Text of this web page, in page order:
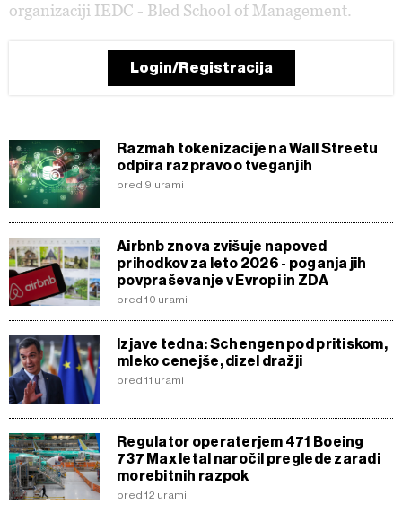
organizaciji IEDC - Bled School of Management.
Login/Registracija
Razmah tokenizacije na Wall Streetu
odpira razpravo o tveganjih
pred 9 urami
Airbnb znova zvišuje napoved
prihodkov za leto 2026 - poganja jih
povpraševanje v Evropi in ZDA
pred 10 urami
Izjave tedna: Schengen pod pritiskom,
mleko cenejše, dizel dražji
pred 11 urami
Regulator operaterjem 471 Boeing
737 Max letal naročil preglede zaradi
morebitnih razpok
pred 12 urami